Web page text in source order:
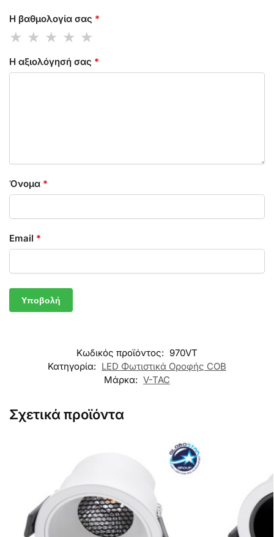
Η βαθμολογία σας *
Η αξιολόγησή σας *
Όνομα *
Email *
Κωδικός προϊόντος: 970VT
Κατηγορία: LED Φωτιστικά Οροφής COB
Μάρκα: V-TAC
Σχετικά προϊόντα